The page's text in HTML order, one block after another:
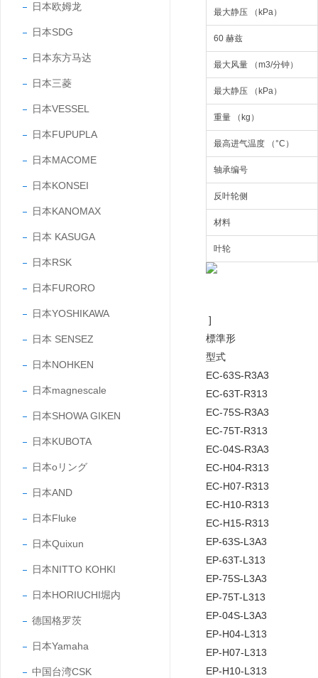
日本欧姆龙
日本SDG
日本东方马达
日本三菱
日本VESSEL
日本FUPUPLA
日本MACOME
日本KONSEI
日本KANOMAX
日本 KASUGA
日本RSK
日本FURORO
日本YOSHIKAWA
日本 SENSEZ
日本NOHKEN
日本magnescale
日本SHOWA GIKEN
日本KUBOTA
日本oリング
日本AND
日本Fluke
日本Quixun
日本NITTO KOHKI
日本HORIUCHI堀内
德国格罗茨
日本Yamaha
中国台湾CSK
最大静压 （kPa）
60 赫兹
最大风量 （m3/分钟）
最大静压 （kPa）
重量 （kg）
最高进气温度 （°C）
轴承编号
反叶轮侧
材料
叶轮
]
標準形
型式
EC-63S-R3A3
EC-63T-R313
EC-75S-R3A3
EC-75T-R313
EC-04S-R3A3
EC-H04-R313
EC-H07-R313
EC-H10-R313
EC-H15-R313
EP-63S-L3A3
EP-63T-L313
EP-75S-L3A3
EP-75T-L313
EP-04S-L3A3
EP-H04-L313
EP-H07-L313
EP-H10-L313